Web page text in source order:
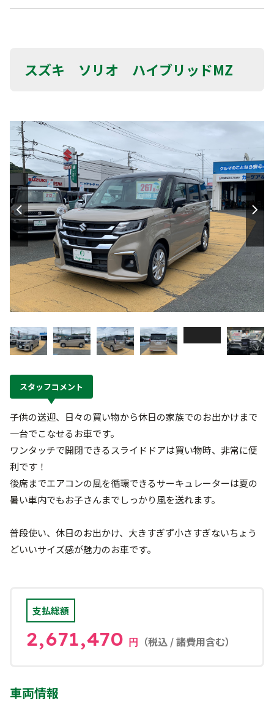
プライバシーポリシー
スズキ ソリオ ハイブリッドMZ
スタッフコメント
子供の送迎、日々の買い物から休日の家族でのお出かけまで
一台でこなせるお車です。
ワンタッチで開閉できるスライドドアは買い物時、非常に便
利です！
後席までエアコンの風を循環できるサーキュレーターは夏の
暑い車内でもお子さんまでしっかり風を送れます。
普段使い、休日のお出かけ、大きすぎず小さすぎないちょう
どいいサイズ感が魅力のお車です。
支払総額
2,671,470 円 （税込 / 諸費用含む）
車両情報